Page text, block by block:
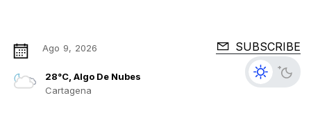
Ago 9, 2026
28°C, Algo De Nubes
Cartagena
SUBSCRIBE